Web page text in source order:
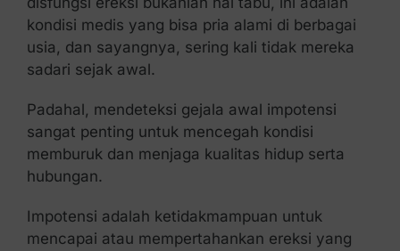
kondisi medis yang bisa pria alami di berbagai
usia, dan sayangnya, sering kali tidak mereka
sadari sejak awal.
Padahal, mendeteksi gejala awal impotensi
sangat penting untuk mencegah kondisi
memburuk dan menjaga kualitas hidup serta
hubungan.
Impotensi adalah ketidakmampuan untuk
mencapai atau mempertahankan ereksi yang